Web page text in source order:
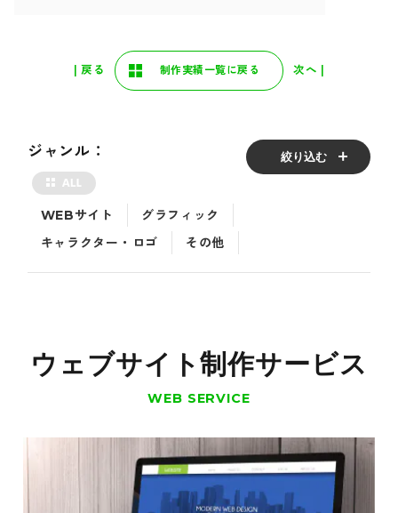
| 戻る 制作実績一覧に戻る 次へ |
絞り込む
ジャンル：
WEBサイト
グラフィック
キャラクター・ロゴ
その他
ウェブサイト制作サービス
WEB SERVICE